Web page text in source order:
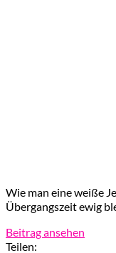
Wie man eine weiße
Übergangszeit ewig
Beitrag ansehen
Teilen: